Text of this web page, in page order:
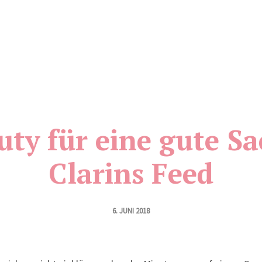
für eine gute
Clarins Feed
6. JUNI 2018